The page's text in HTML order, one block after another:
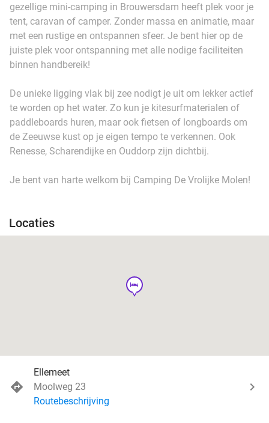
gezellige mini-camping in Brouwersdam heeft plek voor je
tent, caravan of camper. Zonder massa en animatie, maar
met een rustige en ontspannen sfeer. Je bent hier op de
juiste plek voor ontspanning met alle nodige faciliteiten
binnen handbereik!
De unieke ligging vlak bij zee nodigt je uit om lekker actief
te worden op het water. Zo kun je kitesurfmaterialen of
paddleboards huren, maar ook fietsen of longboards om
de Zeeuwse kust op je eigen tempo te verkennen. Ook
Renesse, Scharendijke en Ouddorp zijn dichtbij.
Je bent van harte welkom bij Camping De Vrolijke Molen!
Locaties
hotel
Ellemeet
Moolweg 23
Routebeschrijving